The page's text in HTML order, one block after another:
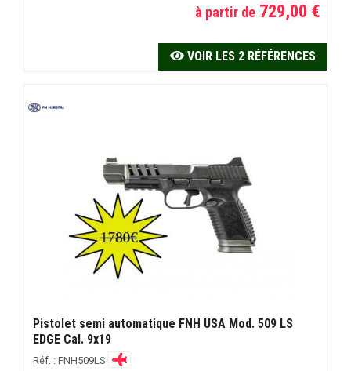
à partir de 729,00 €
VOIR LES 2 RÉFÉRENCES
Pistolet semi automatique FNH USA Mod. 509 LS
EDGE Cal. 9x19
Réf. : FNH509LS